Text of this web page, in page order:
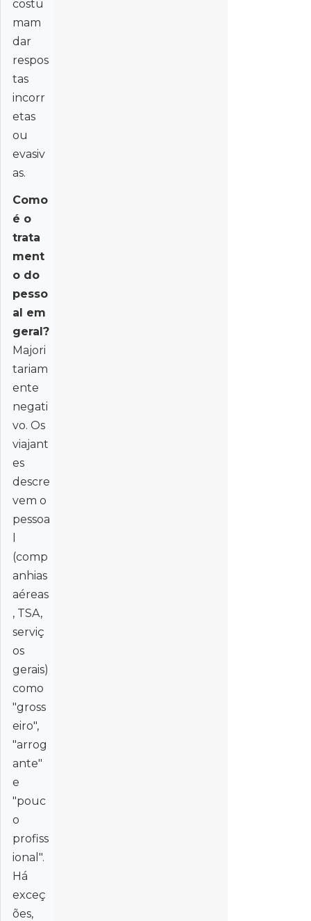
costu
mam
dar
respos
tas
incorr
etas
ou
evasiv
as.
Como
é o
trata
ment
o do
pesso
al em
geral?
Majori
tariam
ente
negati
vo. Os
viajant
es
descre
vem o
pessoa
(comp
anhias
aéreas
, TSA,
serviç
os
gerais)
como
"gross
eiro",
"arrog
ante"
e
"pouc
o
profiss
ional".
Há
exceç
ões,